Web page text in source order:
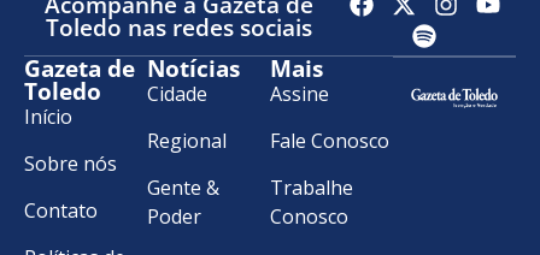
Toledo nas redes sociais
Gazeta de
Toledo
Início
Sobre nós
Contato
Notícias
Cidade
Regional
Gente &
Poder
Mais
Assine
Fale Conosco
Trabalhe
Conosco